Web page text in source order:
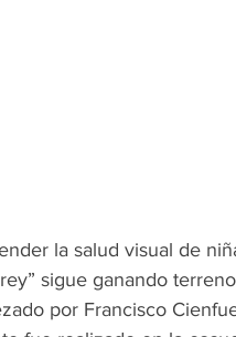
la salud visual de
sigue ganando
por Francisco